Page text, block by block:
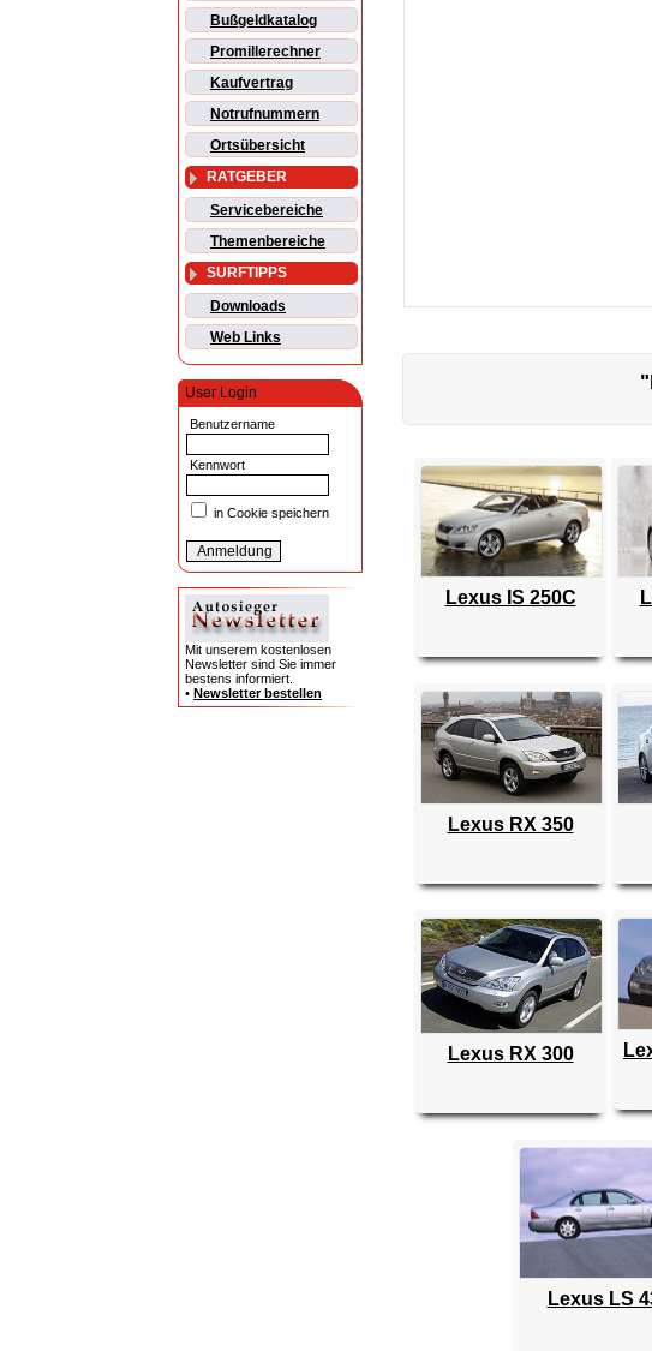
Bußgeldkatalog
Promillerechner
Kaufvertrag
Notrufnummern
Ortsübersicht
RATGEBER
Servicebereiche
Themenbereiche
SURFTIPPS
Downloads
Web Links
User Login
Benutzername
Kennwort
in Cookie speichern
Mit unserem kostenlosen
Newsletter sind Sie immer
bestens informiert.
• Newsletter bestellen
Lexus IS 250C
Lexus RX 350
Lexus RX 300
Lexus LS